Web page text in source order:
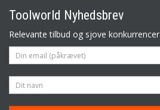
Toolworld Nyhedsbrev
Relevante tilbud og sjove konkurrencer